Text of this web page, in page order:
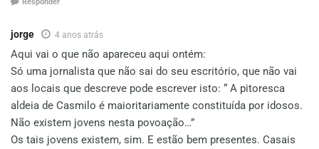
jorge 4 anos atrás
Aqui vai o que não apareceu aqui ontém:
Só uma jornalista que não sai do seu escritório, que não vai
aos locais que descreve pode escrever isto: “ A pitoresca
aldeia de Casmilo é maioritariamente constituída por idosos.
Não existem jovens nesta povoação…”
Os tais jovens existem, sim. E estão bem presentes. Casais